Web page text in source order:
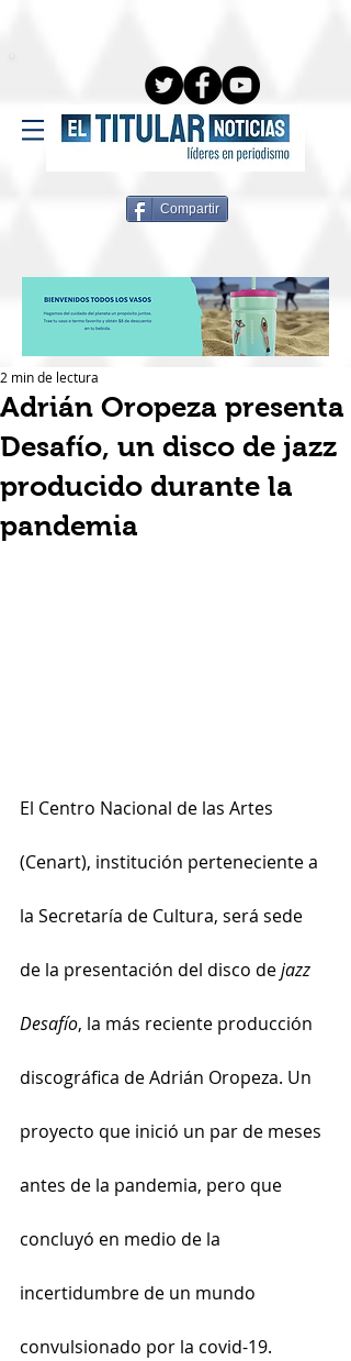
Compartir
Adrián Oropeza presenta
Desafío, un disco de jazz
producido durante la
pandemia
2 min de lectura
El Centro Nacional de las Artes
(Cenart), institución perteneciente a
la Secretaría de Cultura, será sede
de la presentación del disco de jazz
Desafío, la más reciente producción
discográfica de Adrián Oropeza. Un
proyecto que inició un par de meses
antes de la pandemia, pero que
concluyó en medio de la
incertidumbre de un mundo
convulsionado por la covid-19.